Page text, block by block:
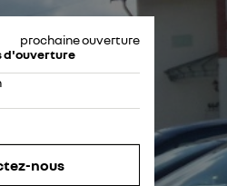
prochaine ouverture
d'ouverture
nous